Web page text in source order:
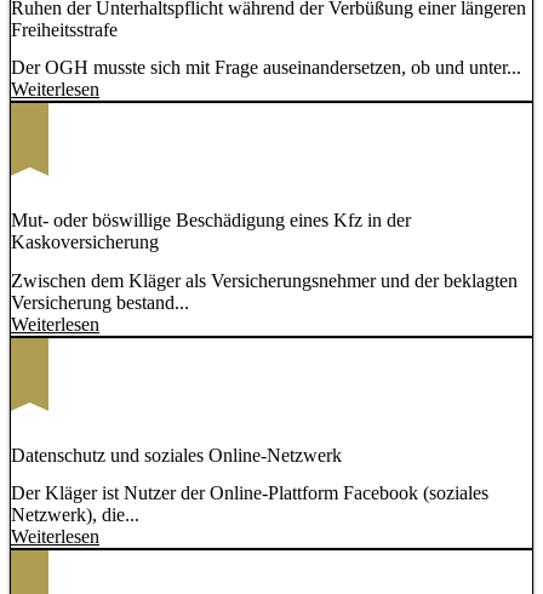
Ruhen der Unterhaltspflicht während der Verbüßung einer längeren
Freiheitsstrafe
Der OGH musste sich mit Frage auseinandersetzen, ob und unter...
Weiterlesen
Mut- oder böswillige Beschädigung eines Kfz in der
Kaskoversicherung
Zwischen dem Kläger als Versicherungsnehmer und der beklagten
Versicherung bestand...
Weiterlesen
Datenschutz und soziales Online-Netzwerk
Der Kläger ist Nutzer der Online-Plattform Facebook (soziales
Netzwerk), die...
Weiterlesen